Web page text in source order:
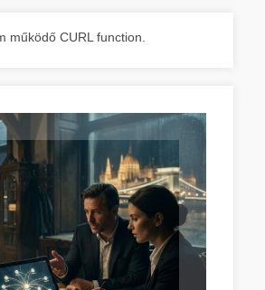
működő CURL function.